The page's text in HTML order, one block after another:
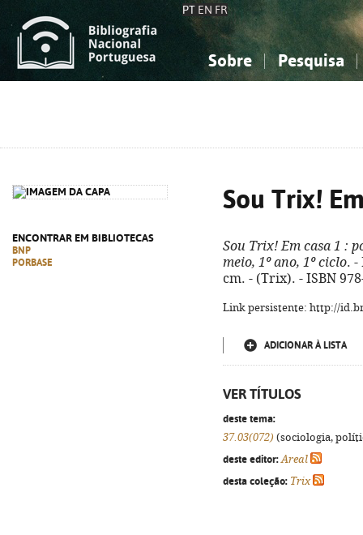
PT EN FR
Sobre Pesquisa
ENCONTRAR EM BIBLIOTECAS
BNP
PORBASE
Sou Trix!
Sou Trix! Em casa 1 :
meio, 1º ano, 1º ciclo. -
cm. - (Trix). - ISBN
Link persistente: http://
ADICIONAR À LISTA
VER TÍTULOS
deste tema:
37.03(072) (sociologia,
deste editor: Areal
desta coleção: Trix